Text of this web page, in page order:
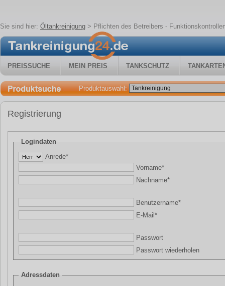
Sie sind hier: Öltankreinigung > Pflichten des Betreibers -
PREISSUCHE MEIN PREIS TANKSCHUTZ
Produktauswahl:
Registrierung
Logindaten
Anrede*
Vorname*
Nachname*
Benutzername*
E-Mail*
Passwort
Passwort wiederholen
Adressdaten